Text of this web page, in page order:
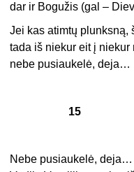
dar ir Bogužis (gal –
Jei kas atimtų plunksną,
tada iš niekur eit į niekur
nebe pusiaukelė,
15
Nebe pusiaukelė,